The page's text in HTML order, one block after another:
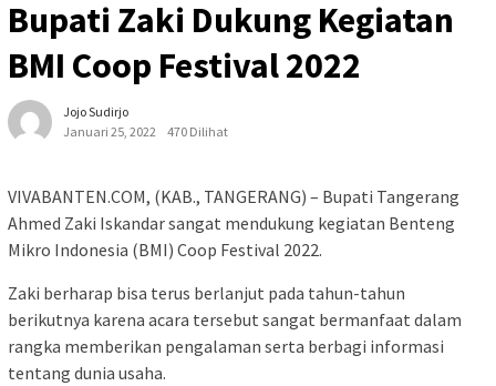
Bupati Zaki Dukung Kegiatan
BMI Coop Festival 2022
Jojo Sudirjo
Januari 25, 2022
470 Dilihat
VIVABANTEN.COM, (KAB., TANGERANG) – Bupati Tangerang
Ahmed Zaki Iskandar sangat mendukung kegiatan Benteng
Mikro Indonesia (BMI) Coop Festival 2022.
Zaki berharap bisa terus berlanjut pada tahun-tahun
berikutnya karena acara tersebut sangat bermanfaat dalam
rangka memberikan pengalaman serta berbagi informasi
tentang dunia usaha.